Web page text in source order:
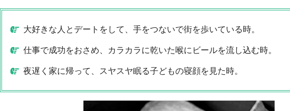
大好きな人とデートをして、手をつないで街を歩いている時。
仕事で成功をおさめ、カラカラに乾いた喉にビールを流し込む時。
夜遅く家に帰って、スヤスヤ眠る子どもの寝顔を見た時。